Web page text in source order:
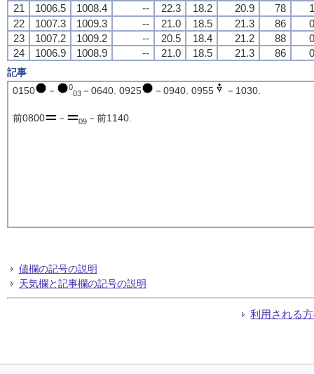
21
1006.5 1008.4 -- 22.3 18.2 20.9 78
22
1007.3 1009.3 -- 21.0 18.5 21.3 86
23
1007.2 1009.2 -- 20.5 18.4 21.2 88
24
1006.9 1008.9 -- 21.0 18.5 21.3 86
記事
0150
－ 0
03－0640. 0925 －0940. 0955 －1030.
前0800 － 09－前1140.
値欄の記号の説明
天気欄と記事欄の記号の説明
利用される